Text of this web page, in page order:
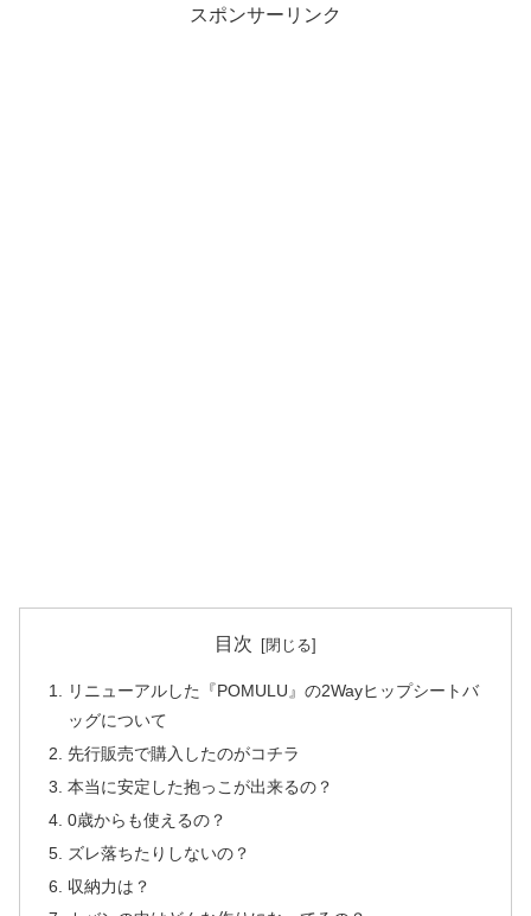
スポンサーリンク
目次
リニューアルした『POMULU』の2Wayヒップシートバ
ッグについて
先行販売で購入したのがコチラ
本当に安定した抱っこが出来るの？
0歳からも使えるの？
ズレ落ちたりしないの？
収納力は？